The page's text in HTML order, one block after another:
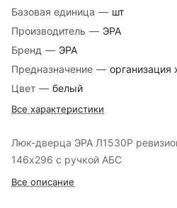
Базовая единица — шт
Производитель — ЭРА
Бренд — ЭРА
Предназначение — организация
Цвет — белый
Все характеристики
Люк-дверца ЭРА Л1530Р
146х296 с ручкой АБС
Все описание